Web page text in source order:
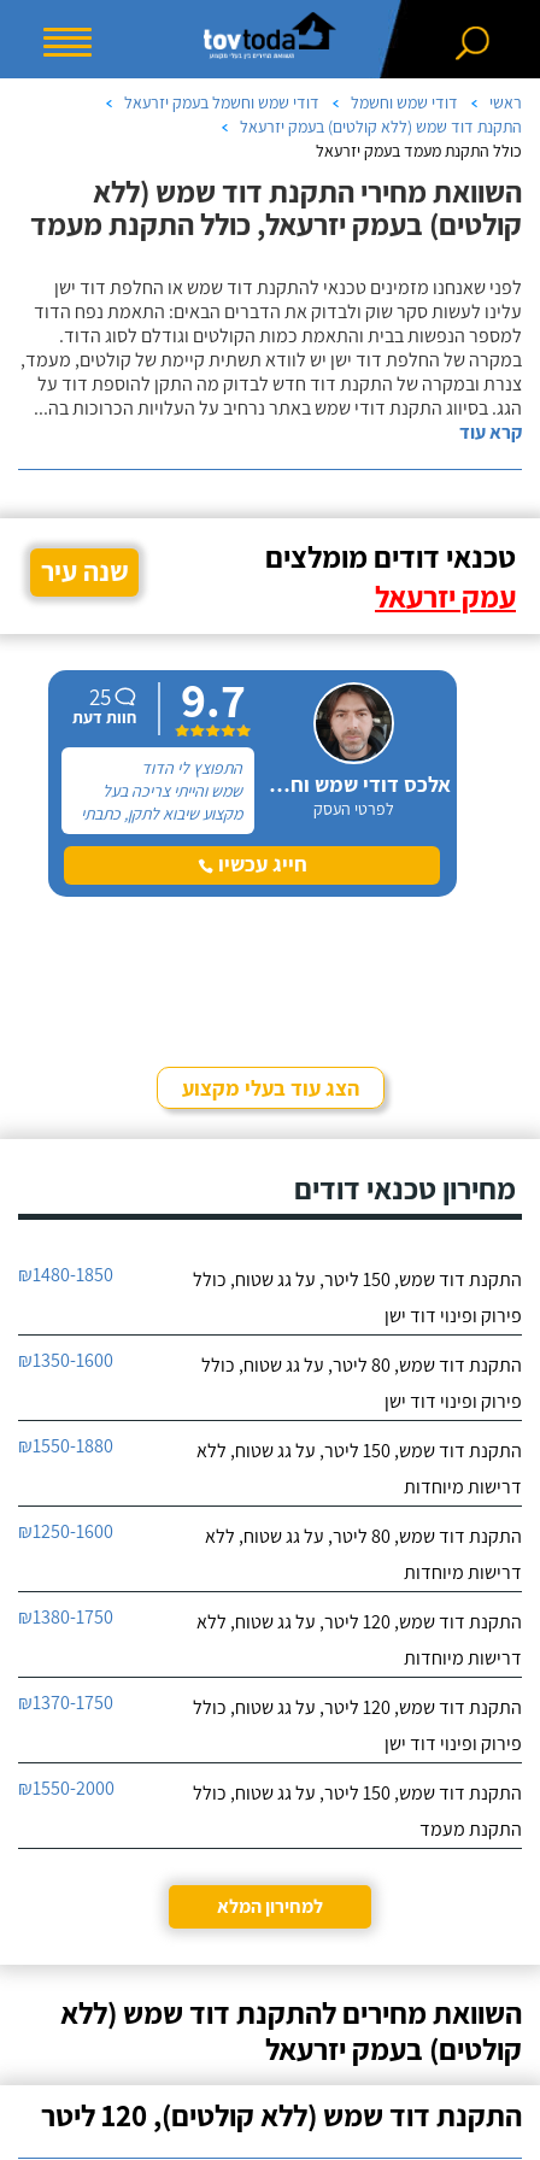
ראשי דודי שמש וחשמל
דודי שמש וחשמל בעמק יזרעאל
התקנת דוד שמש (ללא קולטים) בעמק יזרעאל
כולל התקנת מעמד בעמק יזרעאל
השוואת מחירי התקנת דוד שמש (ללא
קולטים) בעמק יזרעאל, כולל התקנת מעמד
לפני שאנחנו מזמינים טכנאי להתקנת דוד שמש או החלפת דוד ישן
עלינו לעשות סקר שוק ולבדוק את הדברים הבאים: התאמת נפח הדוד
למספר הנפשות בבית והתאמת כמות הקולטים וגודלם לסוג הדוד.
במקרה של החלפת דוד ישן יש לוודא תשתית קיימת של קולטים, מעמד,
צנרת ובמקרה של התקנת דוד חדש לבדוק מה התקן להוספת דוד על
הגג. בסיווג התקנת דודי שמש באתר נרחיב על העלויות הכרוכות בה...
קרא עוד
טכנאי דודים מומלצים
עמק יזרעאל
שנה עיר
אלכס דודי שמש וחשמל
לפרטי העסק
9.7
25
חוות דעת
התפוצץ לי הדוד
שמש והייתי צריכה בעל
מקצוע שיבוא לתקן, כתבתי
בגוגל טכנאי דודים ואז
הגעתי לקבוצה של העיר
חיפה בפייסבוק, שם כמה
חייג עכשיו
הצג עוד בעלי מקצוע
מחירון טכנאי דודים
התקנת דוד שמש, 150 ליטר, על גג שטוח, כולל
פירוק ופינוי דוד ישן
₪1480-1850
התקנת דוד שמש, 80 ליטר, על גג שטוח, כולל
פירוק ופינוי דוד ישן
₪1350-1600
התקנת דוד שמש, 150 ליטר, על גג שטוח, ללא
דרישות מיוחדות
₪1550-1880
התקנת דוד שמש, 80 ליטר, על גג שטוח, ללא
דרישות מיוחדות
₪1250-1600
התקנת דוד שמש, 120 ליטר, על גג שטוח, ללא
דרישות מיוחדות
₪1380-1750
התקנת דוד שמש, 120 ליטר, על גג שטוח, כולל
פירוק ופינוי דוד ישן
₪1370-1750
התקנת דוד שמש, 150 ליטר, על גג שטוח, כולל
התקנת מעמד
₪1550-2000
למחירון המלא
השוואת מחירים להתקנת דוד שמש (ללא
קולטים) בעמק יזרעאל
התקנת דוד שמש (ללא קולטים), 120 ליטר